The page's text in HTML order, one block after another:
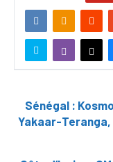
Sénégal :
Yakaar-Teranga,